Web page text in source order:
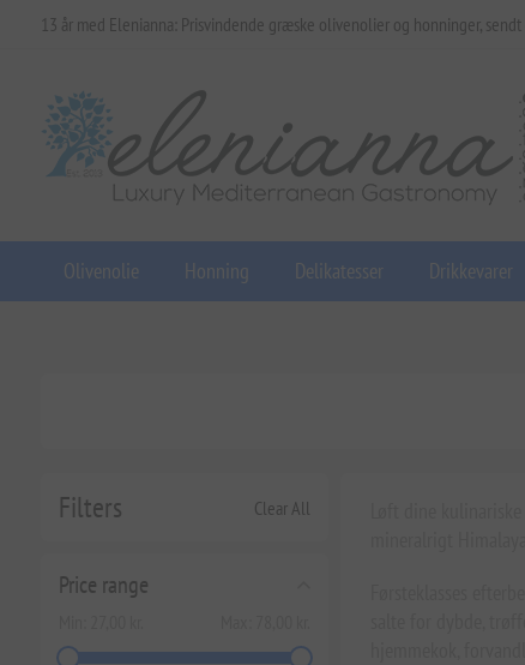
13 år med Elenianna: Prisvindende græske olivenolier og honninger,
Olivenolie Honning Delikatesser Drikkevarer
Filters Clear All
Price range